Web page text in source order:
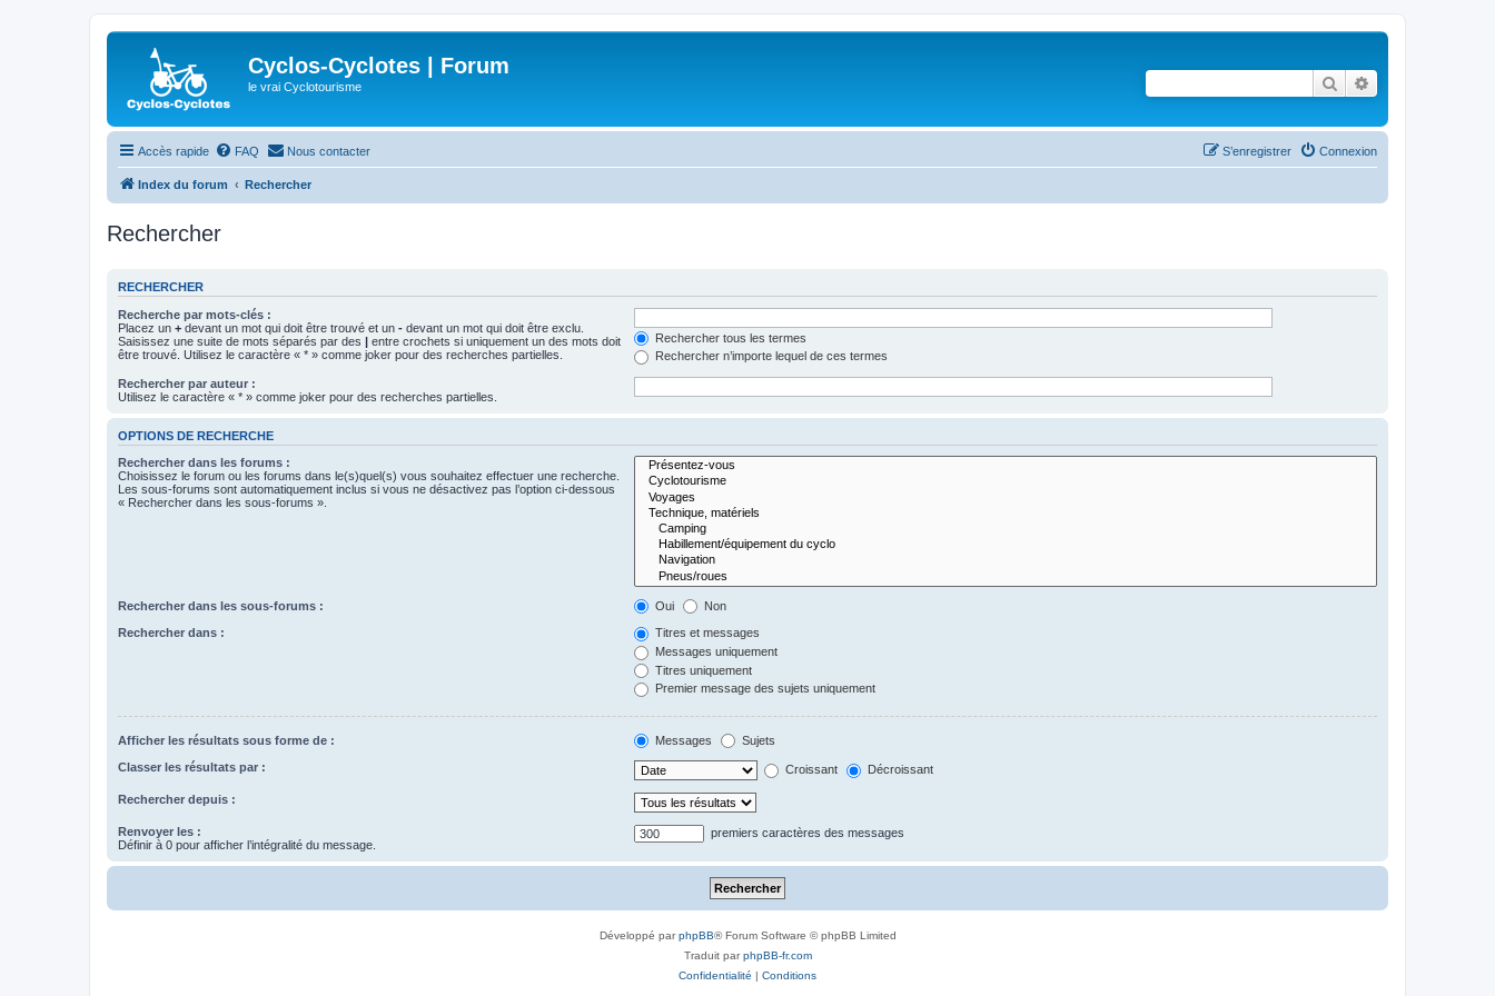
Cyclos-Cyclotes | Forum
le vrai Cyclotourisme Rechercher
Accès rapide FAQ Nous contacter Connexion
S’enregistrer
Index du forum Rechercher
Rechercher
RECHERCHER
Recherche par mots-clés :
Placez un + devant un mot qui doit être trouvé et un - devant un mot qui doit être exclu.
Saisissez une suite de mots séparés par des | entre crochets si uniquement un des mots doit
être trouvé. Utilisez le caractère « * » comme joker pour des recherches partielles.
Rechercher tous les termes
Rechercher n’importe lequel de ces termes
Rechercher par auteur :
Utilisez le caractère « * » comme joker pour des recherches partielles.
OPTIONS DE RECHERCHE
Rechercher dans les forums :
Choisissez le forum ou les forums dans le(s)quel(s) vous souhaitez effectuer une recherche.
Les sous-forums sont automatiquement inclus si vous ne désactivez pas l’option ci-dessous
« Rechercher dans les sous-forums ».
Rechercher dans les sous-forums : Oui Non
Rechercher dans :
Titres et messages
Messages uniquement
Titres uniquement
Premier message des sujets uniquement
Afficher les résultats sous forme de : Messages Sujets
Classer les résultats par : Croissant Décroissant
Rechercher depuis :
Renvoyer les :
Définir à 0 pour afficher l’intégralité du message.
premiers caractères des messages
Développé parphpBB® Forum Software © phpBB Limited
Traduit parphpBB-fr.com
Confidentialité
Conditions